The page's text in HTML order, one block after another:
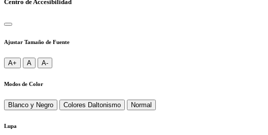
Centro de Accesibilidad
Ajustar Tamaño de Fuente
A+ A A-
Modos de Color
Blanco y Negro Colores Daltonismo Normal
Lupa